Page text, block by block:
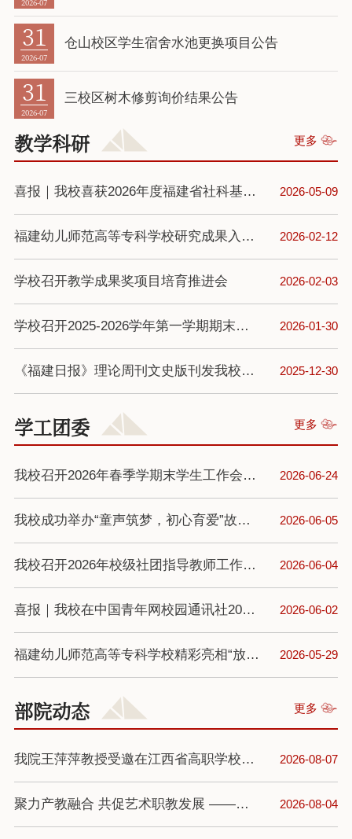
31
2026-07
仓山校区学生宿舍水池更换项目公告
31
2026-07
三校区树木修剪询价结果公告
教学科研 更多
喜报｜我校喜获2026年度福建省社科基金立项！ 2026-05-09
福建幼儿师范高等专科学校研究成果入选“2025年度中国教育学十大学术热点” 2026-02-12
学校召开教学成果奖项目培育推进会 2026-02-03
学校召开2025-2026学年第一学期期末教学工作会议 2026-01-30
《福建日报》理论周刊文史版刊发我校叶其昆老师署名文章《〈髹饰录〉的当代阐释》 2025-12-30
学工团委 更多
我校召开2026年春季学期末学生工作会议 ​ 2026-06-24
我校成功举办“童声筑梦，初心育爱”故事大王擂台赛 2026-06-05
我校召开2026年校级社团指导教师工作会议 2026-06-04
喜报｜我校在中国青年网校园通讯社2025年度评选中斩获多项荣誉！ 2026-06-02
福建幼儿师范高等专科学校精彩亮相“放飞梦想”青春歌会十周年盛典 2026-05-29
部院动态 更多
我院王萍萍教授受邀在江西省高职学校美育 （赣鄱文化与非遗技艺）省级示范培训班作专题讲座 2026-08-07
聚力产教融合 共促艺术职教发展 ——学院教师参加全国文化艺术职业院校产教融合、校企合作 发展对话活动 2026-08-04